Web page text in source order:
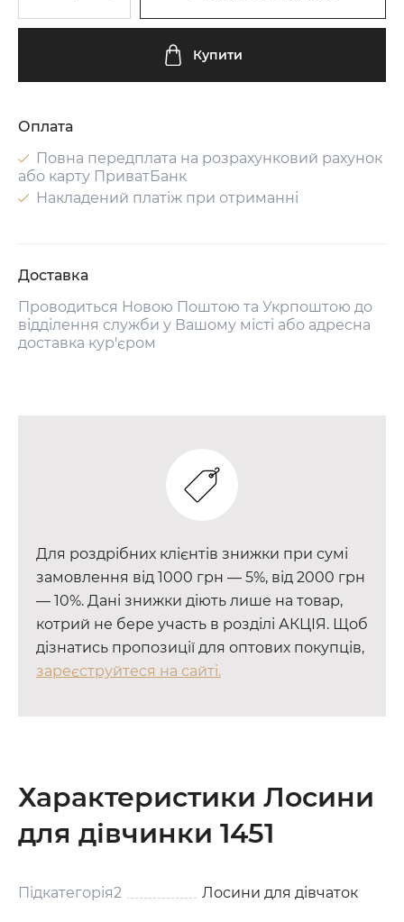
Купити
Оплата
Повна передплата на розрахунковий рахунок
або карту ПриватБанк
Накладений платіж при отриманні
Доставка
Проводиться Новою Поштою та Укрпоштою до
відділення служби у Вашому місті або адресна
доставка кур'єром
Для роздрібних клієнтів знижки при сумі
замовлення від 1000 грн — 5%, від 2000 грн
— 10%. Дані знижки діють лише на товар,
котрий не бере участь в розділі АКЦІЯ. Щоб
дізнатись пропозиції для оптових покупців,
зареєструйтеся на сайті.
Характеристики Лосини
для дівчинки 1451
Підкатегорія2 Лосини для дівчаток